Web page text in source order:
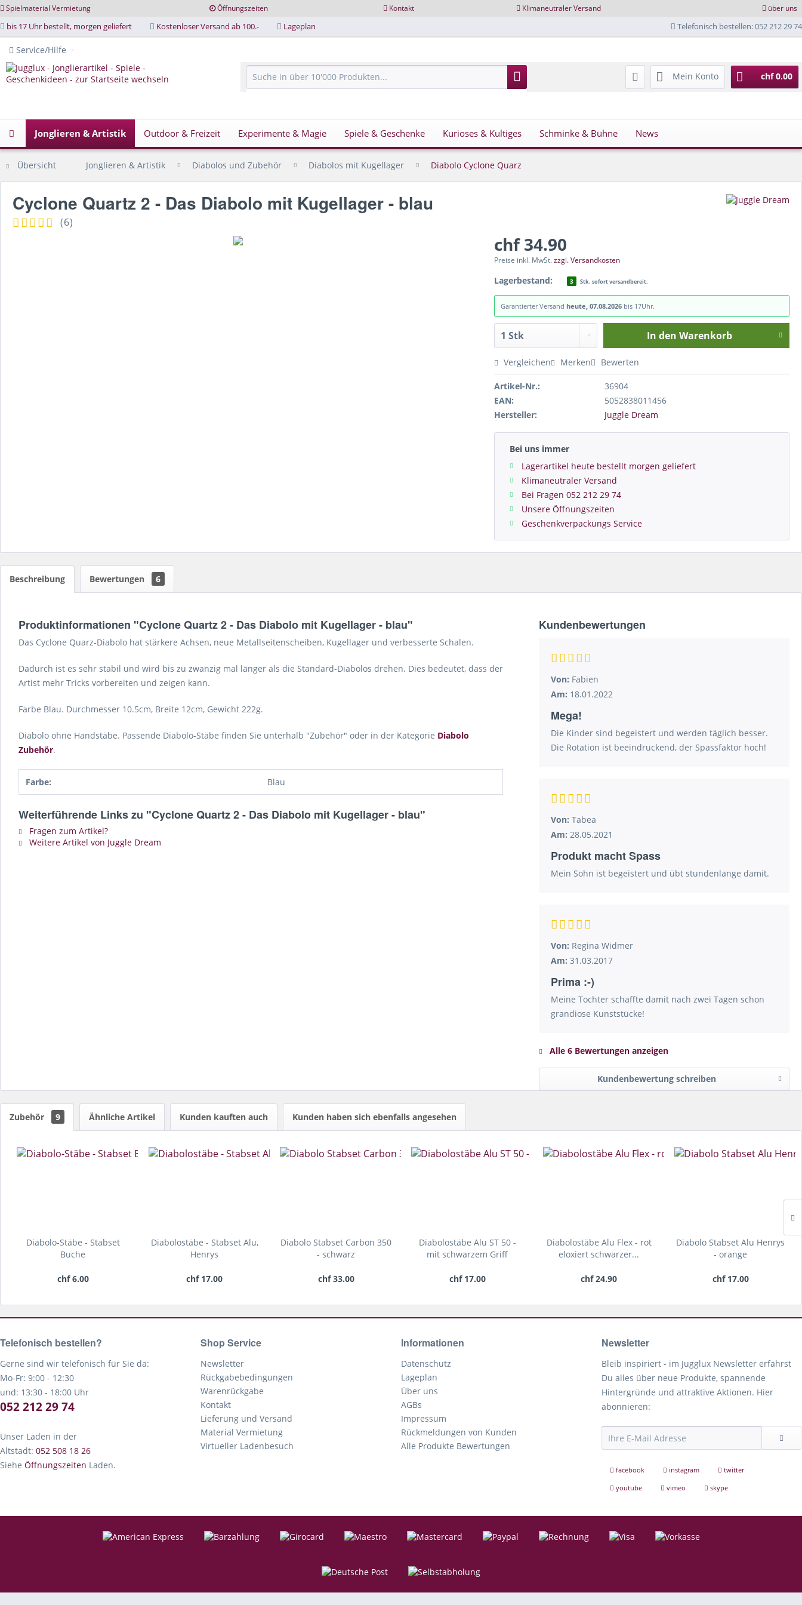
Spielmaterial Vermietung Öffnungszeiten Kontakt Klimaneutraler Versand über uns
bis 17 Uhr bestellt, morgen geliefert Kostenloser Versand ab 100.- Lageplan Telefonisch bestellen: 052 212 29 74
Service/Hilfe
Mein Konto chf 0.00
Jonglieren & Artistik Outdoor & Freizeit Experimente & Magie Spiele & Geschenke Kurioses & Kultiges Schminke & Bühne News
Übersicht Jonglieren & Artistik Diabolos und Zubehör Diabolos mit Kugellager Diabolo Cyclone Quarz
Cyclone Quartz 2 - Das Diabolo mit Kugellager - blau
(6)
chf 34.90
Preise inkl. MwSt.zzgl. Versandkosten
Lagerbestand: 3 Stk. sofort versandbereit.
Garantierter Versand heute, 07.08.2026 bis 17Uhr.
In den Warenkorb
Vergleichen Merken Bewerten
Artikel-Nr.:
36904
EAN:
5052838011456
Hersteller:
Juggle Dream
Bei uns immer
Lagerartikel heute bestellt morgen geliefert
Klimaneutraler Versand
Bei Fragen 052 212 29 74
Unsere Öffnungszeiten
Geschenkverpackungs Service
Beschreibung Bewertungen 6
Produktinformationen "Cyclone Quartz 2 - Das Diabolo mit Kugellager - blau"
Das Cyclone Quarz-Diabolo hat stärkere Achsen, neue Metallseitenscheiben, Kugellager und verbesserte Schalen.
Dadurch ist es sehr stabil und wird bis zu zwanzig mal länger als die Standard-Diabolos drehen. Dies bedeutet, dass der
Artist mehr Tricks vorbereiten und zeigen kann.
Farbe Blau. Durchmesser 10.5cm, Breite 12cm, Gewicht 222g.
Diabolo ohne Handstäbe. Passende Diabolo-Stäbe finden Sie unterhalb "Zubehör" oder in der Kategorie Diabolo
Zubehör.
Farbe: Blau
Weiterführende Links zu "Cyclone Quartz 2 - Das Diabolo mit Kugellager - blau"
Fragen zum Artikel?
Weitere Artikel von Juggle Dream
Kundenbewertungen
Von: Fabien
Am: 18.01.2022
Mega!
Die Kinder sind begeistert und werden täglich besser.
Die Rotation ist beeindruckend, der Spassfaktor hoch!
Von: Tabea
Am: 28.05.2021
Produkt macht Spass
Mein Sohn ist begeistert und übt stundenlange damit.
Von: Regina Widmer
Am: 31.03.2017
Prima :-)
Meine Tochter schaffte damit nach zwei Tagen schon
grandiose Kunststücke!
Alle 6 Bewertungen anzeigen
Kundenbewertung schreiben
Zubehör 9 Ähnliche Artikel Kunden kauften auch Kunden haben sich ebenfalls angesehen
Diabolo-Stäbe - Stabset
Buche
chf 6.00
Diabolostäbe - Stabset Alu,
Henrys
chf 17.00
Diabolo Stabset Carbon 350
- schwarz
chf 33.00
Diabolostäbe Alu ST 50 -
mit schwarzem Griff
chf 17.00
Diabolostäbe Alu Flex - rot
eloxiert schwarzer...
chf 24.90
Diabolo Stabset Alu Henrys
- orange
chf 17.00
Telefonisch bestellen?
Gerne sind wir telefonisch für Sie da:
Mo-Fr: 9:00 - 12:30
und: 13:30 - 18:00 Uhr
052 212 29 74
Unser Laden in der
Altstadt: 052 508 18 26
Siehe Öffnungszeiten Laden.
Shop Service
Newsletter
Rückgabebedingungen
Warenrückgabe
Kontakt
Lieferung und Versand
Material Vermietung
Virtueller Ladenbesuch
Informationen
Datenschutz
Lageplan
Über uns
AGBs
Impressum
Rückmeldungen von Kunden
Alle Produkte Bewertungen
Newsletter
Bleib inspiriert - im Jugglux Newsletter erfährst
Du alles über neue Produkte, spannende
Hintergründe und attraktive Aktionen. Hier
abonnieren:
facebook instagram
twitter
youtube
vimeo skype